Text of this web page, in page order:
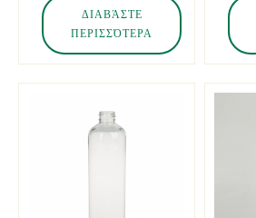
ΔΙΑΒΆΣΤΕ
ΠΕΡΙΣΣΌΤΕΡΑ